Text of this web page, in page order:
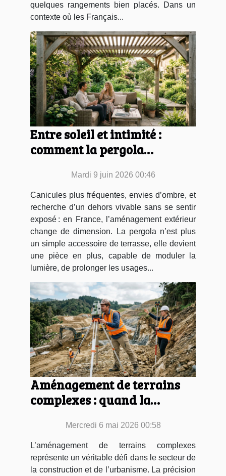
quelques rangements bien placés. Dans un
contexte où les Français...
Entre soleil et intimité :
comment la pergola
extérieursMardi 9 juin 2026 00:46
Canicules plus fréquentes, envies d’ombre, et
recherche d’un dehors vivable sans se sentir
exposé : en France, l’aménagement extérieur
change de dimension. La pergola n’est plus
un simple accessoire de terrasse, elle devient
une pièce en plus, capable de moduler la
lumière, de prolonger les usages...
Aménagement de terrains
complexes : quand la
différenceMercredi 6 mai 2026 00:58
L’aménagement de terrains complexes
représente un véritable défi dans le secteur de
la construction et de l’urbanisme. La précision